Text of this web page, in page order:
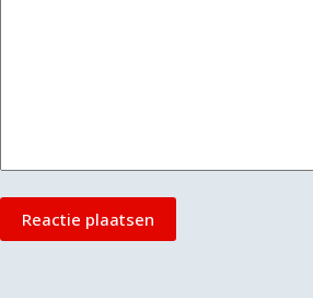
Reactie plaatsen